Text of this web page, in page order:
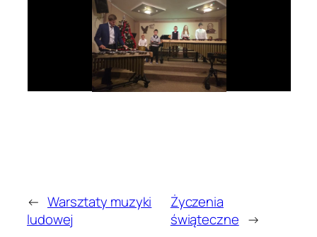
← Warsztaty muzyki
ludowej
Życzenia
świąteczne →